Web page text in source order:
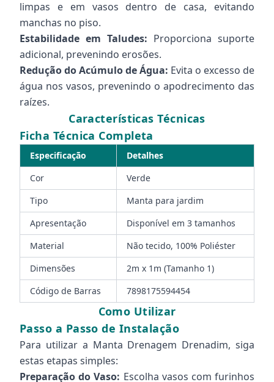
limpas e em vasos dentro de casa, evitando
manchas no piso.
Estabilidade em Taludes: Proporciona suporte
adicional, prevenindo erosões.
Redução do Acúmulo de Água: Evita o excesso de
água nos vasos, prevenindo o apodrecimento das
raízes.
Características Técnicas
Ficha Técnica Completa
Especificação
Detalhes
Cor
Verde
Tipo
Manta para jardim
Apresentação
Disponível em 3 tamanhos
Material
Não tecido, 100% Poliéster
Dimensões
2m x 1m (Tamanho 1)
Código de Barras
7898175594454
Como Utilizar
Passo a Passo de Instalação
Para utilizar a Manta Drenagem Drenadim, siga
estas etapas simples:
Preparação do Vaso: Escolha vasos com furinhos